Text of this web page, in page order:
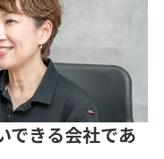
できる会社であ